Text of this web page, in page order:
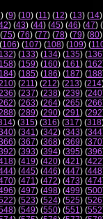
) (9) (10) (11) (12) (13) (14
) (43) (44) (45) (46) (47) (
75) (76) (77) (78) (79) (80
106) (107) (108) (109) (
) (133) (134) (135) (136
) (159) (160) (161) (162
) (185) (186) (187) (188
) (211) (212) (213) (214
) (237) (238) (239) (240
) (263) (264) (265) (266
) (289) (290) (291) (292
) (315) (316) (317) (318
) (341) (342) (343) (344
) (367) (368) (369) (370
) (393) (394) (395) (396
) (419) (420) (421) (422
) (445) (446) (447) (448
) (471) (472) (473) (474
) (497) (498) (499) (500
) (523) (524) (525) (526
) (549) (550) (551) (552